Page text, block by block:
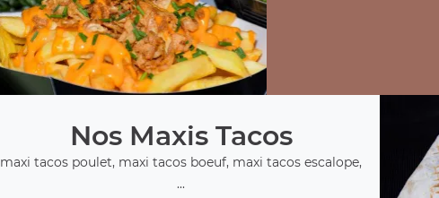
Nos Maxis Tacos
maxi tacos poulet, maxi tacos boeuf, maxi tacos escalope,
...